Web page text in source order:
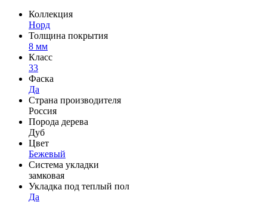
Коллекция
Норд
Толщина покрытия
8 мм
Класс
33
Фаска
Да
Страна производителя
Россия
Порода дерева
Дуб
Цвет
Бежевый
Система укладки
замковая
Укладка под теплый пол
Да